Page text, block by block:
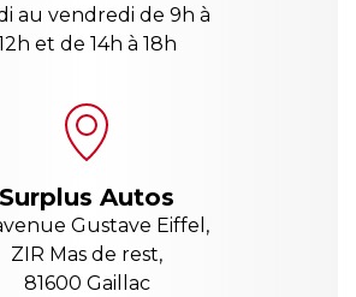
au vendredi de 9h à
et de 14h à 18h
Surplus Autos
Gustave Eiffel,
ZIR Mas de rest,
81600 Gaillac